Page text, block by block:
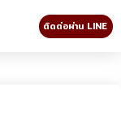
ติดต่อผ่าน LINE